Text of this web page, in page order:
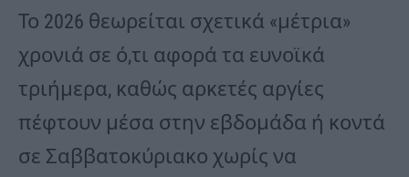
Το 2026 θεωρείται σχετικά «μέτρια»
χρονιά σε ό,τι αφορά τα ευνοϊκά
τριήμερα, καθώς αρκετές αργίες
πέφτουν μέσα στην εβδομάδα ή κοντά
σε Σαββατοκύριακο χωρίς να